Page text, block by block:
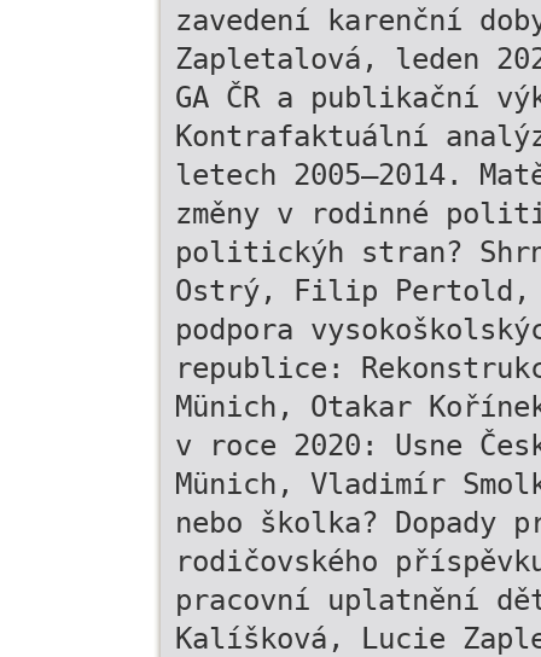
zavedení karenční
Zapletalová, leden
GA ČR a publikační
Kontrafaktuální
letech 2005–2014.
změny v rodinné
politickýh stran?
Ostrý, Filip Pertold,
podpora
republice:
Münich, Otakar
v roce 2020: Usne
Münich, Vladimír
nebo školka? Dopady
rodičovského
pracovní uplatnění
Kalíšková, Lucie